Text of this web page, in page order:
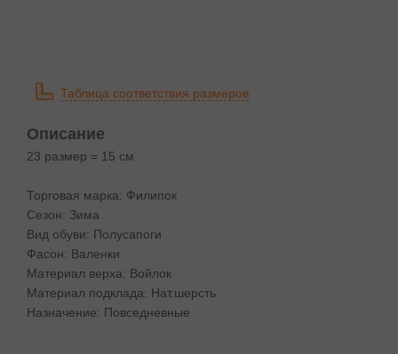
Таблица соответствия размеров
Описание
23 размер = 15 см
Торговая марка: Филипок
Сезон: Зима
Вид обуви: Полусапоги
Фасон: Валенки
Материал верха: Войлок
Материал подклада: Нат.шерсть
Назначение: Повседневные